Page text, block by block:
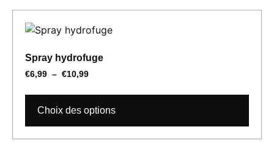
Spray hydrofuge
€6,99 – €10,99
Choix des options